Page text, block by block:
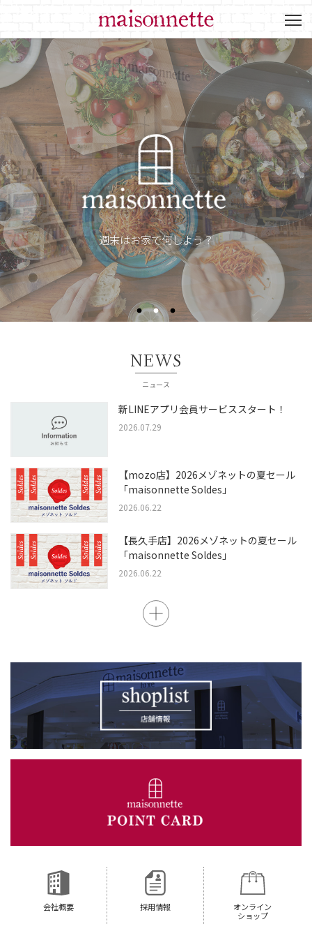
週末はお家で何しよう？
NEWS
ニュース
新LINEアプリ会員サービススタート！
2026.07.29
【mozo店】2026メゾネットの夏セール
「maisonnette Soldes」
2026.06.22
【長久手店】2026メゾネットの夏セール
「maisonnette Soldes」
2026.06.22
会社概要 採用情報
オンライン
ショップ